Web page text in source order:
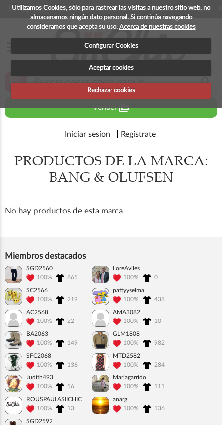
Utilizamos Cookies, sólo para rastrear las visitas a nuestro sitio web, no
almacenamos ningún dato personal. Si continúa navegando
consideramos que acepta su uso. Acerca de nuestras cookies
Configurar Cookies
Aceptar cookies
Rechazar cookies
La app para android esta en fase beta, disponible en breve
zoom_in search
Venderperm_media
Iniciar sesion Regístrate
PRODUCTOS DE LA MARCA:
BANG & OLUFSEN
No hay productos de esta marca
Miembros destacados
SGD2560
100%
865
LoreAviles
100%
0
SC2566
100%
219
pattyyselma
100%
438
AC2568
100%
22
AMA3082
100%
10
BA2063
100%
149
GLM1808
100%
982
SFC2068
100%
136
MTD2582
100%
284
Judith493
100%
56
Mariagarrido
100%
111
ROUSPAULASIICHIC
100%
13
anarg
100%
136
SGD2592